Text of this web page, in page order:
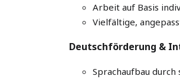
Arbeit auf Basis
Vielfältige,
Deutschförderung &
Sprachaufbau